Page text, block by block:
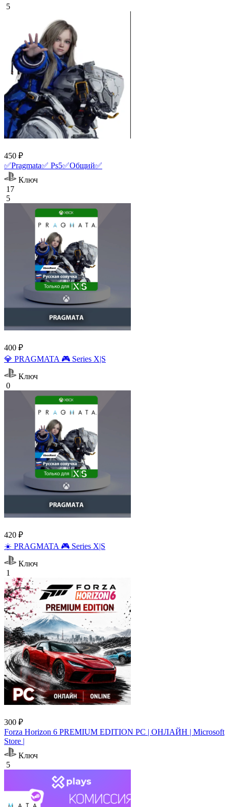
5
450 ₽
✅Pragmata✅ Ps5✅Общий✅
Ключ
17
5
400 ₽
💎 PRAGMATA 🎮 Series X|S
Ключ
0
420 ₽
☀️ PRAGMATA 🎮 Series X|S
Ключ
1
300 ₽
Forza Horizon 6 PREMIUM EDITION PC | ОНЛАЙН | Microsoft
Store |
Ключ
5